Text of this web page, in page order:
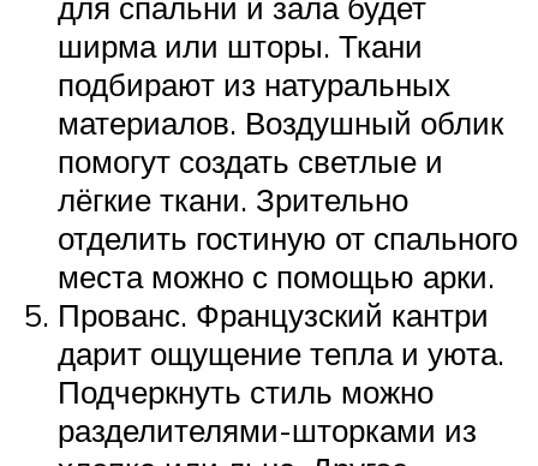
ширма или шторы. Ткани
подбирают из натуральных
материалов. Воздушный облик
помогут создать светлые и
лёгкие ткани. Зрительно
отделить гостиную от спального
места можно с помощью арки.
Прованс. Французский кантри
дарит ощущение тепла и уюта.
Подчеркнуть стиль можно
разделителями-шторками из